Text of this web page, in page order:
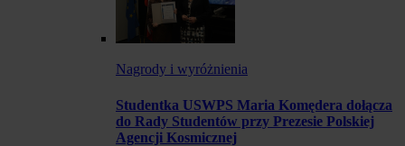
Nagrody i wyróżnienia
Studentka USWPS Maria Komędera dołącza
do Rady Studentów przy Prezesie Polskiej
Agencji Kosmicznej